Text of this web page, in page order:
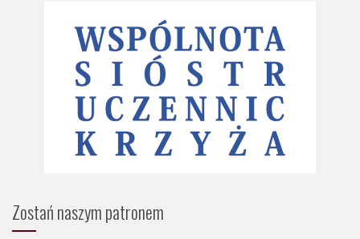
Zostań naszym patronem